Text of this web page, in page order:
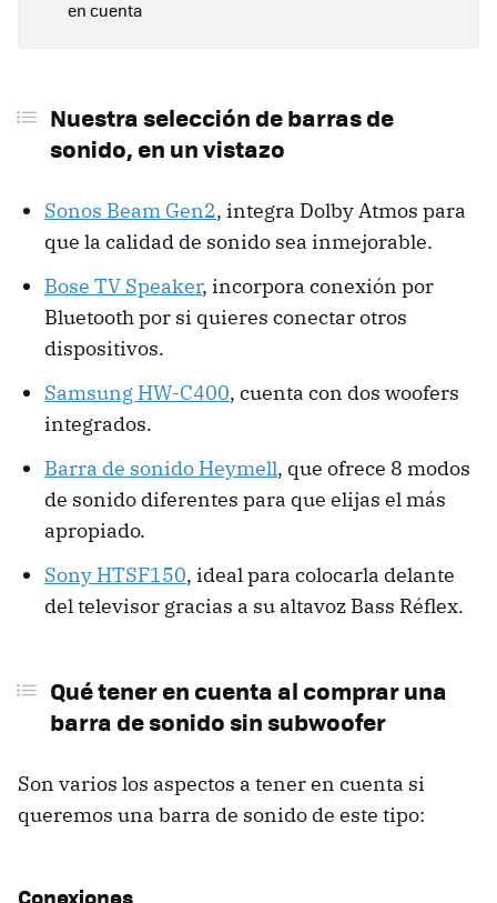
en cuenta
Nuestra selección de barras de
sonido, en un vistazo
Sonos Beam Gen2, integra Dolby Atmos para
que la calidad de sonido sea inmejorable.
Bose TV Speaker, incorpora conexión por
Bluetooth por si quieres conectar otros
dispositivos.
Samsung HW-C400, cuenta con dos woofers
integrados.
Barra de sonido Heymell, que ofrece 8 modos
de sonido diferentes para que elijas el más
apropiado.
Sony HTSF150, ideal para colocarla delante
del televisor gracias a su altavoz Bass Réflex.
Qué tener en cuenta al comprar una
barra de sonido sin subwoofer
Son varios los aspectos a tener en cuenta si
queremos una barra de sonido de este tipo: